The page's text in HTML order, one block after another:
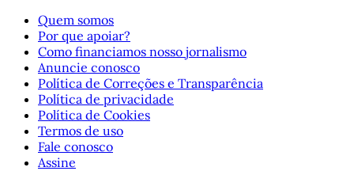
Quem somos
Por que apoiar?
Como financiamos nosso jornalismo
Anuncie conosco
Política de Correções e Transparência
Política de privacidade
Política de Cookies
Termos de uso
Fale conosco
Assine